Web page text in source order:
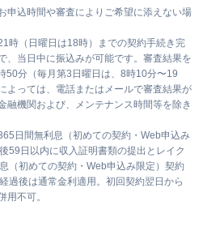
申込時間や審査によりご希望に添えない場
時（日曜日は18時）までの契約手続き完
、当日中に振込みが可能です。審査結果を
50分（毎月第3日曜日は、8時10分〜19
よっては、電話またはメールで審査結果が
融機関および、メンテナンス時間等を除き
日間無利息（初めての契約・Web申込み
59日以内に収入証明書類の提出とレイク
（初めての契約・Web申込み限定）契約
過後は通常金利適用。初回契約翌日から
用不可。